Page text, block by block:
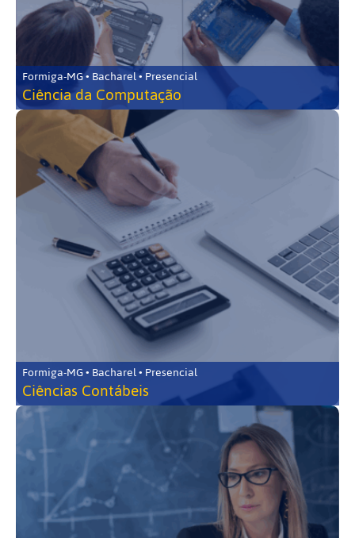
Formiga-MG • Bacharel • Presencial
Ciência da Computação
Formiga-MG • Bacharel • Presencial
Ciências Contábeis